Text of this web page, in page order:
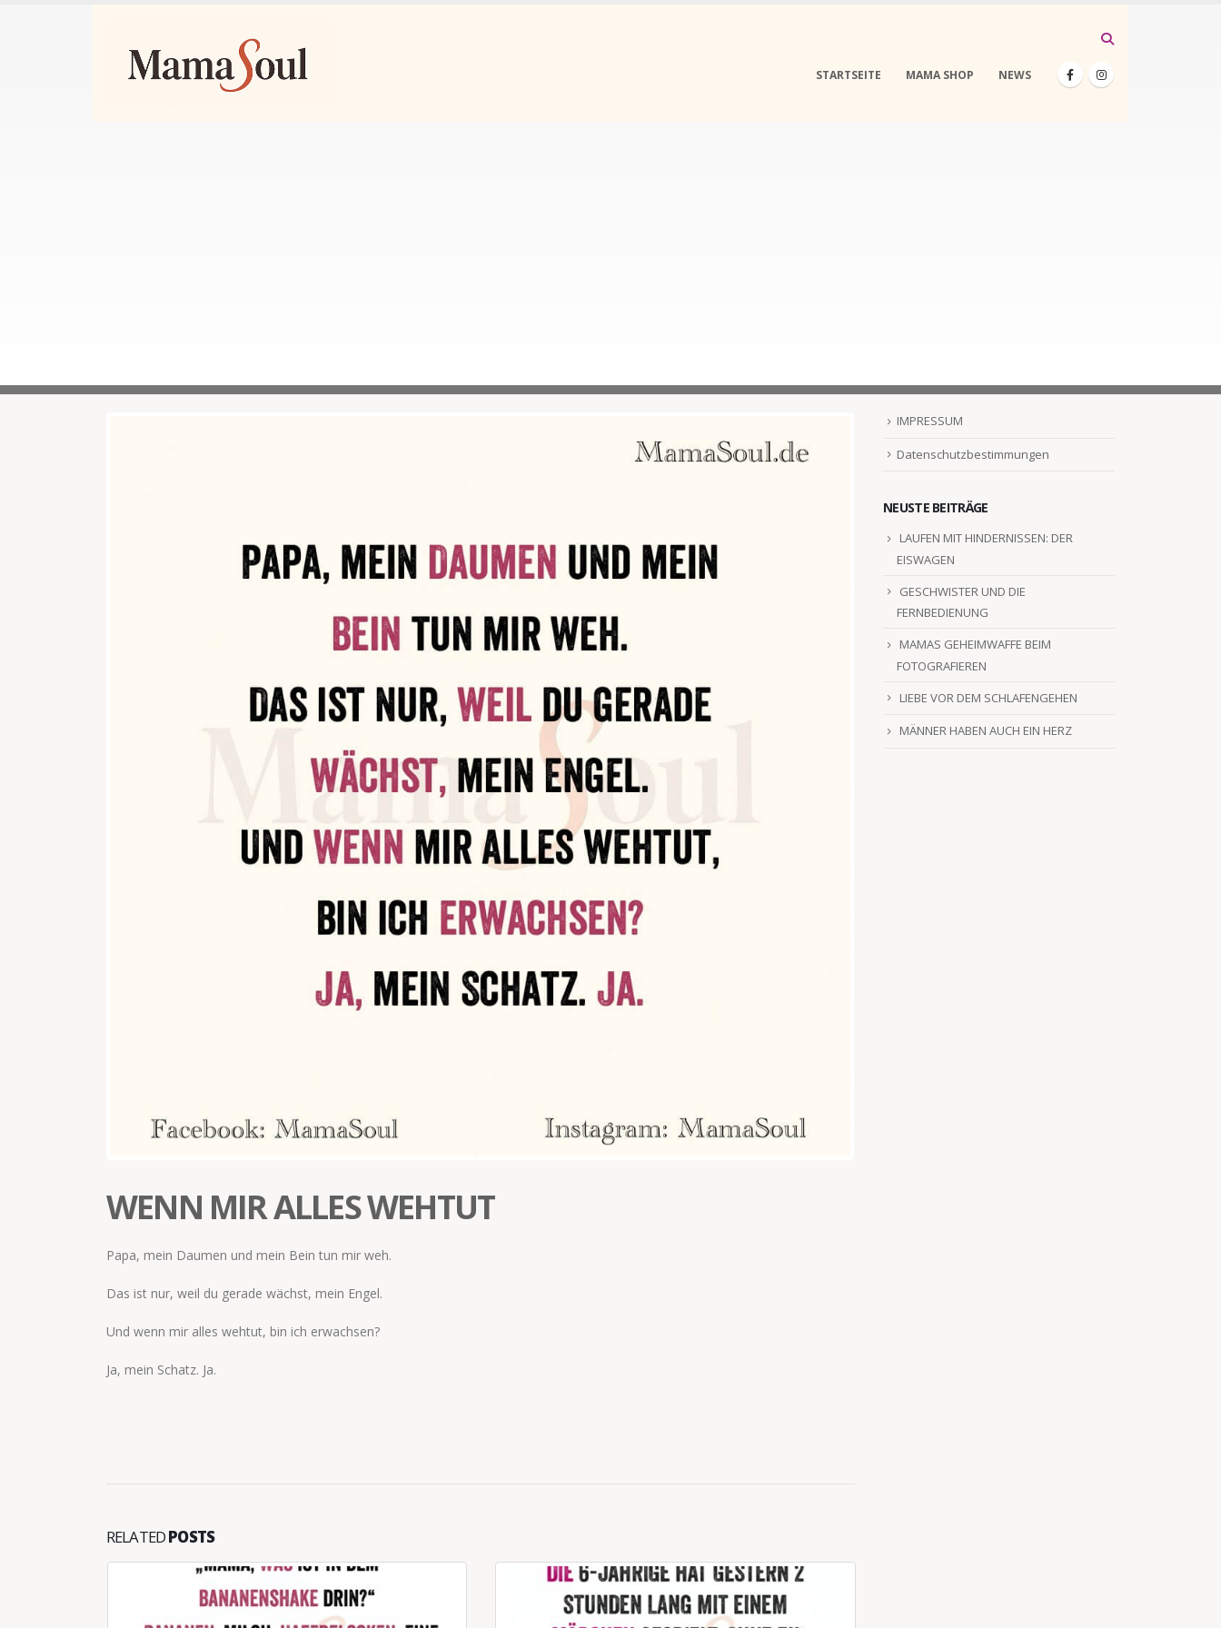
STARTSEITE MAMA SHOP NEWS
WENN MIR ALLES WEHTUT
Papa, mein Daumen und mein Bein tun mir weh.
Das ist nur, weil du gerade wächst, mein Engel.
Und wenn mir alles wehtut, bin ich erwachsen?
Ja, mein Schatz. Ja.
RELATEDPOSTS
IMPRESSUM
Datenschutzbestimmungen
NEUSTE BEITRÄGE
LAUFEN MIT HINDERNISSEN: DER
EISWAGEN
GESCHWISTER UND DIE
FERNBEDIENUNG
MAMAS GEHEIMWAFFE BEIM
FOTOGRAFIEREN
LIEBE VOR DEM SCHLAFENGEHEN
MÄNNER HABEN AUCH EIN HERZ